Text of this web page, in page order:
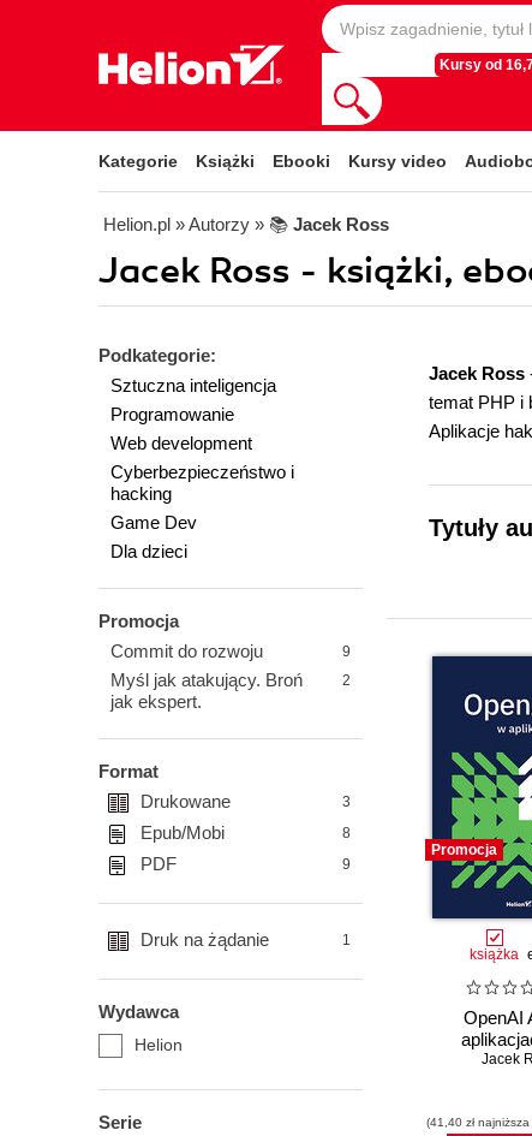
Kursy od
Kategorie Książki Ebooki Kursy video
Helion.pl » Autorzy » 📚 Jacek Ross
Jacek Ross - książki,
Podkategorie:
Sztuczna inteligencja
Programowanie
Web development
Cyberbezpieczeństwo i
hacking
Game Dev
Dla dzieci
Promocja
Commit do rozwoju
9
Myśl jak atakujący. Broń
jak ekspert.
2
Format
Drukowane
3
Epub/Mobi 8
PDF 9
Druk na żądanie 1
Wydawca
Helion
Serie
Jacek Ross
temat PHP i
Aplikacje
Tytuły
Promocja
książka
OpenAI
Jacek
(41,40 zł